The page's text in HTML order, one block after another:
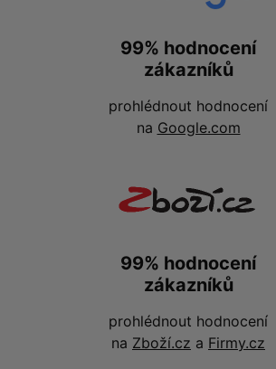
99% hodnocení
zákazníků
prohlédnout hodnocení
na Google.com
99% hodnocení
zákazníků
prohlédnout hodnocení
na Zboží.cz a Firmy.cz